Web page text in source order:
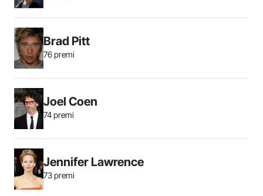
Brad Pitt
76 premi
Joel Coen
74 premi
Jennifer Lawrence
73 premi